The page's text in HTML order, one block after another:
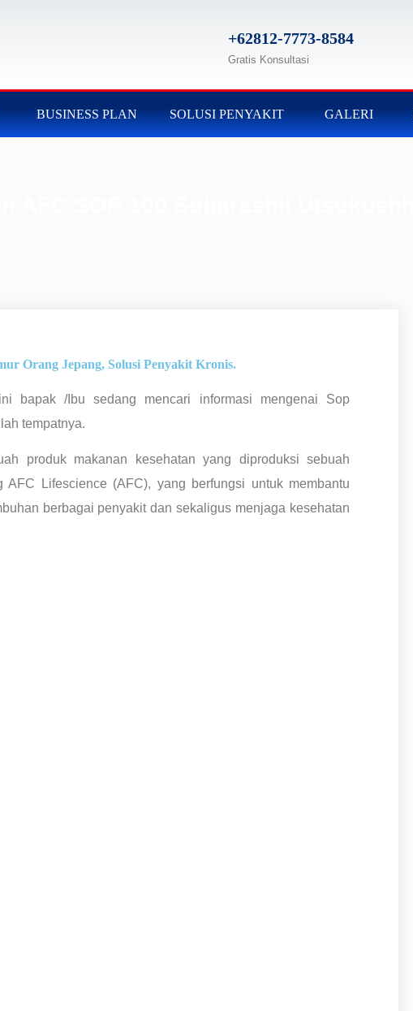
+62812-7773-8584
Gratis Konsultasi
BUSINESS PLAN SOLUSI PENYAKIT GALERI
Orang Jepang, Solusi Penyakit Kronis.
bapak /Ibu sedang mencari informasi mengenai Sop
tempatnya.
produk makanan kesehatan yang diproduksi sebuah
AFC Lifescience (AFC), yang berfungsi untuk membantu
berbagai penyakit dan sekaligus menjaga kesehatan